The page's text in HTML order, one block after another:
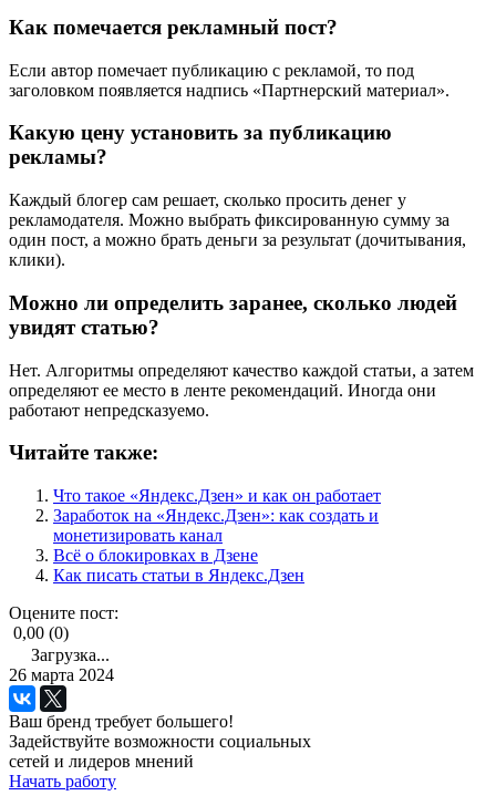
Как помечается рекламный пост?
Если автор помечает публикацию с рекламой, то под
заголовком появляется надпись «Партнерский материал».
Какую цену установить за публикацию
рекламы?
Каждый блогер сам решает, сколько просить денег у
рекламодателя. Можно выбрать фиксированную сумму за
один пост, а можно брать деньги за результат (дочитывания,
клики).
Можно ли определить заранее, сколько людей
увидят статью?
Нет. Алгоритмы определяют качество каждой статьи, а затем
определяют ее место в ленте рекомендаций. Иногда они
работают непредсказуемо.
Читайте также:
Что такое «Яндекс.Дзен» и как он работает
Заработок на «Яндекс.Дзен»: как создать и
монетизировать канал
Всё о блокировках в Дзене
Как писать статьи в Яндекс.Дзен
Оцените пост:
0,00 (0)
Загрузка...
26 марта 2024
Ваш бренд требует большего!
Задействуйте возможности социальных
сетей и лидеров мнений
Начать работу